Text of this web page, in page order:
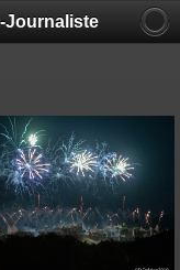
Journaliste